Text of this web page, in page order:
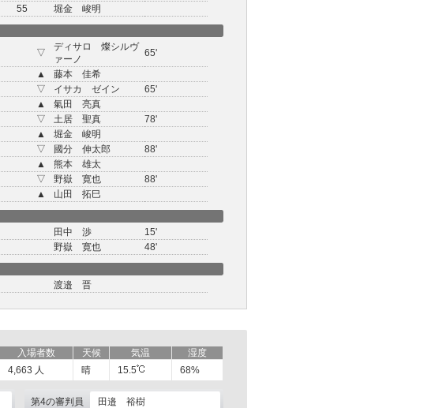
55
堀金 峻明
▽
ディサロ 燦シルヴ
ァーノ
65'
▲
藤本 佳希
▽
イサカ ゼイン
65'
▲
氣田 亮真
▽
土居 聖真
78'
▲
堀金 峻明
▽
國分 伸太郎
88'
▲
熊本 雄太
▽
野嶽 寛也
88'
▲
山田 拓巳
田中 渉
15'
野嶽 寛也
48'
渡邉 晋
入場者数 天候 気温
湿度
4,663 人 晴 15.5 68%
第4の審判員 田邉 裕樹